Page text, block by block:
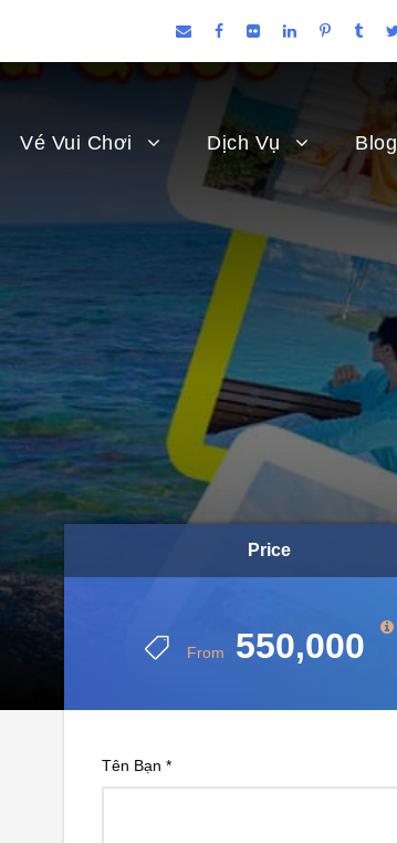
Vé Vui Chơi Dịch Vụ Blog
Price
From 550,000
Tên Bạn *